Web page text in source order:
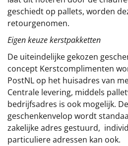
geschiedt op pallets, worden
retourgenomen.
Eigen keuze kerstpakketten
De uiteindelijke gekozen
concept Kerstcomplimenten
PostNL op het huisadres van
Centrale levering, middels
bedrijfsadres is ook mogelijk.
geschenkenvelop wordt
zakelijke adres gestuurd,
particuliere adressen kan ook.